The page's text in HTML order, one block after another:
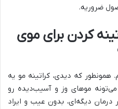
ضروریه.
کردن برای موی
همونطور که دیدی، کراتینه مو یه
موهای وز و آسیب‌دیده رو
دیگه‌ای، بدون عیب و ایراد